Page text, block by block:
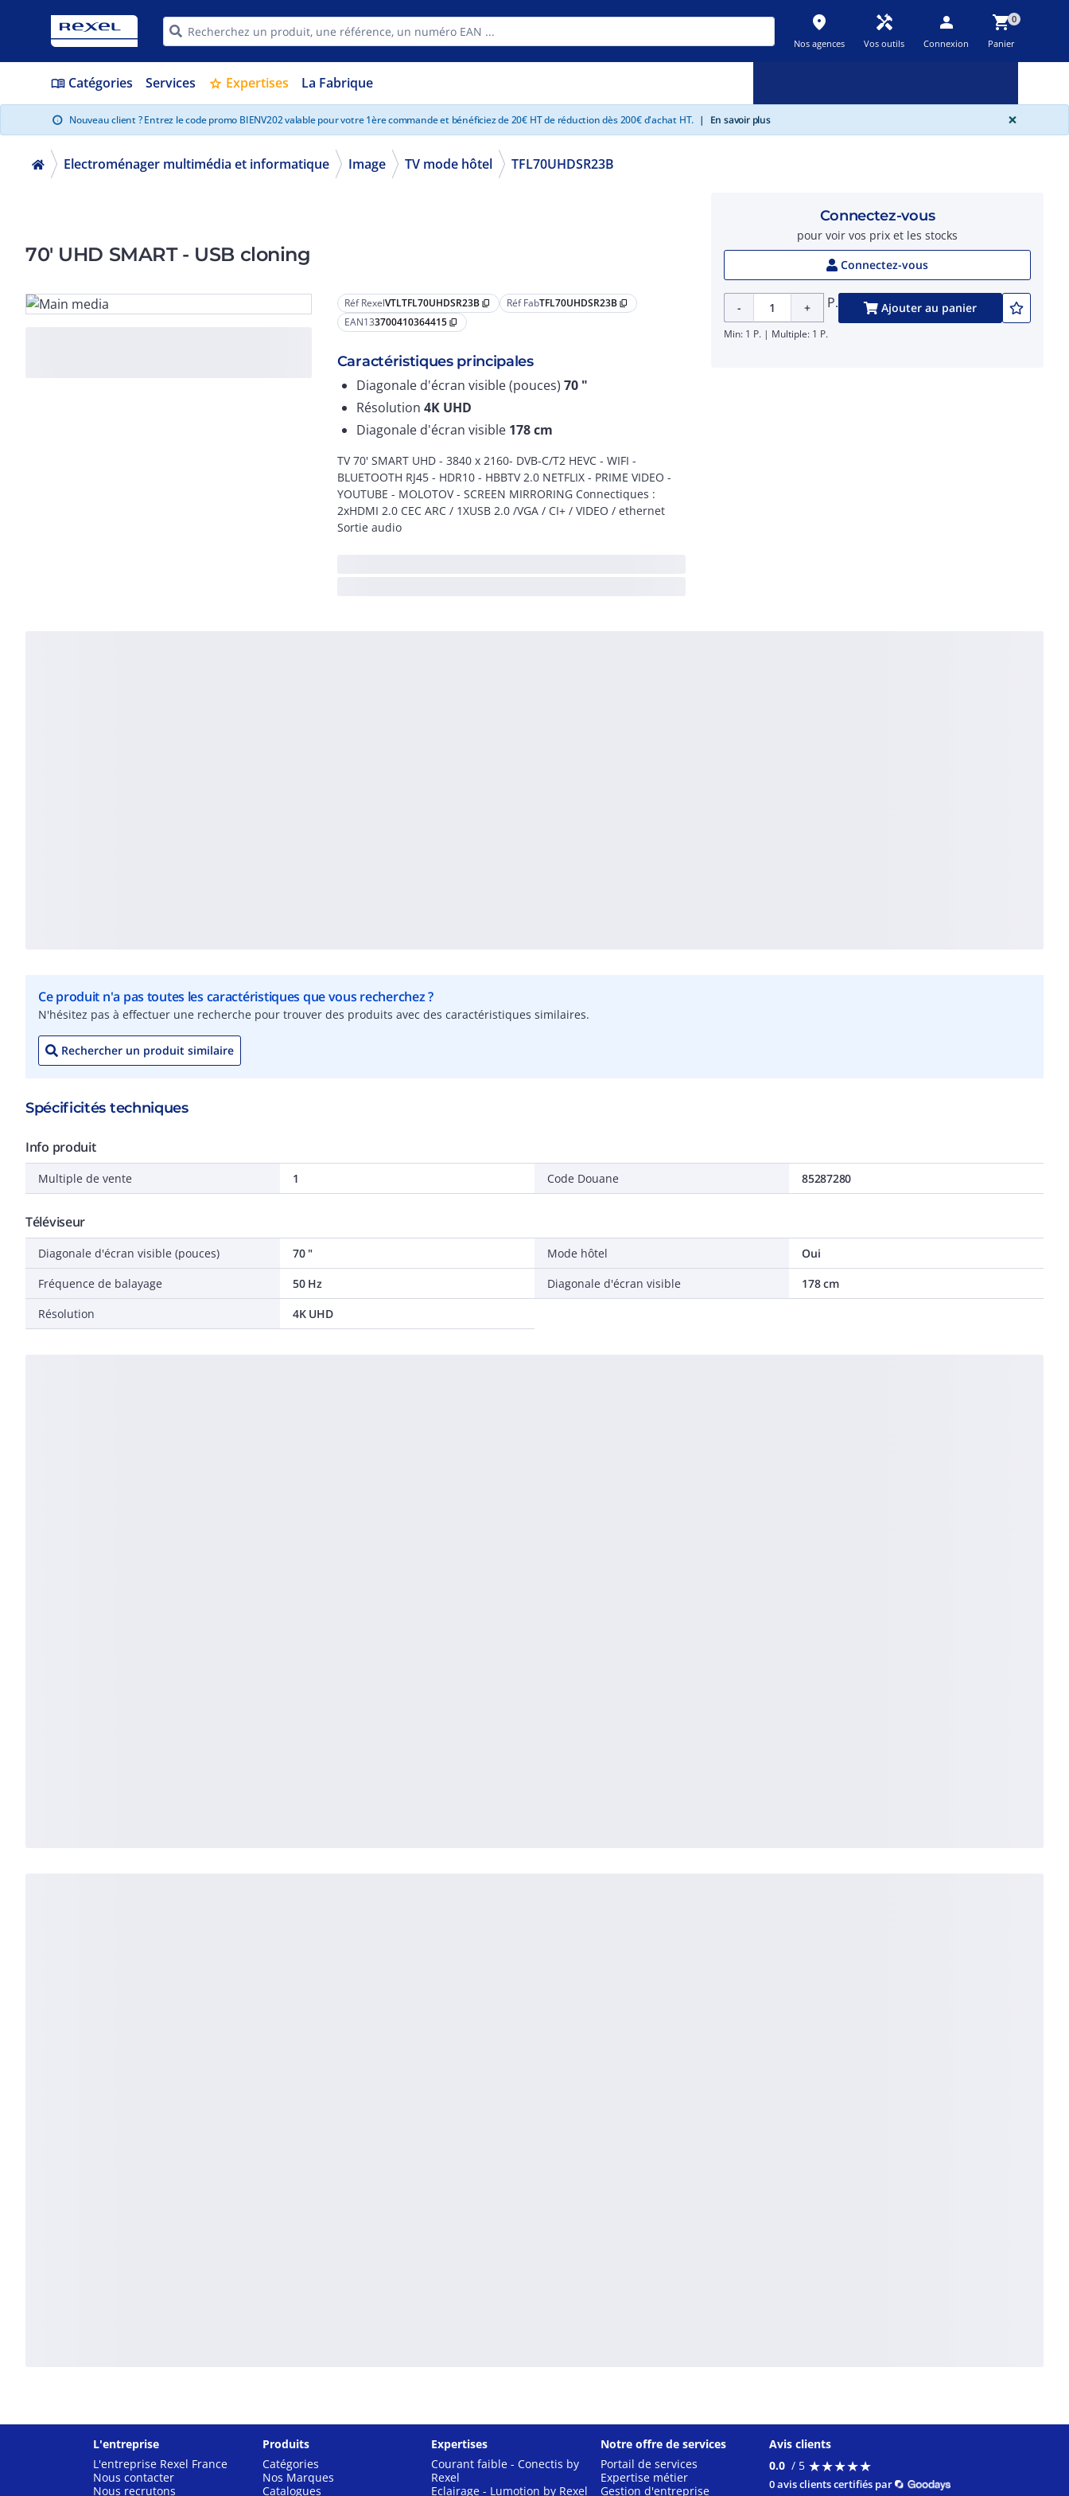
place
Nos agences
handyman
Vos outils
person
Connexion
shopping_cart0
Panier
menu_book Catégories Services star Expertises La Fabrique
info Nouveau client ? Entrez le code promo BIENV202 valable pour votre 1ère commande et bénéficiez de 20€ HT de réduction dès 200€ d'achat HT. | En savoir plus ×
Electroménager multimédia et informatique Image TV mode hôtel TFL70UHDSR23B
70' UHD SMART - USB cloning
Réf RexelVTLTFL70UHDSR23B content_copy Réf FabTFL70UHDSR23B content_copy
EAN133700410364415 content_copy
Caractéristiques principales
Diagonale d'écran visible (pouces) 70 "
Résolution 4K UHD
Diagonale d'écran visible 178cm
TV 70' SMART UHD - 3840 x 2160- DVB-C/T2 HEVC - WIFI -
BLUETOOTH RJ45 - HDR10 - HBBTV 2.0 NETFLIX - PRIME VIDEO -
YOUTUBE - MOLOTOV - SCREEN MIRRORING Connectiques :
2xHDMI 2.0 CEC ARC / 1XUSB 2.0 /VGA / CI+ / VIDEO / ethernet
Sortie audio
Connectez-vous
pour voir vos prix et les stocks
Connectez-vous
- + P. Ajouter au panier
Min: 1 P. | Multiple: 1 P.
Ce produit n'a pas toutes les caractéristiques que vous recherchez ?
N'hésitez pas à effectuer une recherche pour trouver des produits avec des caractéristiques similaires.
Rechercher un produit similaire
Spécificités techniques
Info produit
Multiple de vente 1 Code Douane 85287280
Téléviseur
Diagonale d'écran visible (pouces)
70 "
Fréquence de balayage
50 Hz
Résolution
4K UHD
Mode hôtel
Oui
Diagonale d'écran visible
178 cm
L'entreprise
L'entreprise Rexel France
Nous contacter
Nous recrutons
Produits
Catégories
Nos Marques
Catalogues
Expertises
Courant faible - Conectis by
Rexel
Eclairage - Lumotion by Rexel
Notre offre de services
Portail de services
Expertise métier
Gestion d'entreprise
Avis clients
0.0 / 5 ★★★★★
★★★★★
0 avis clients certifiés par